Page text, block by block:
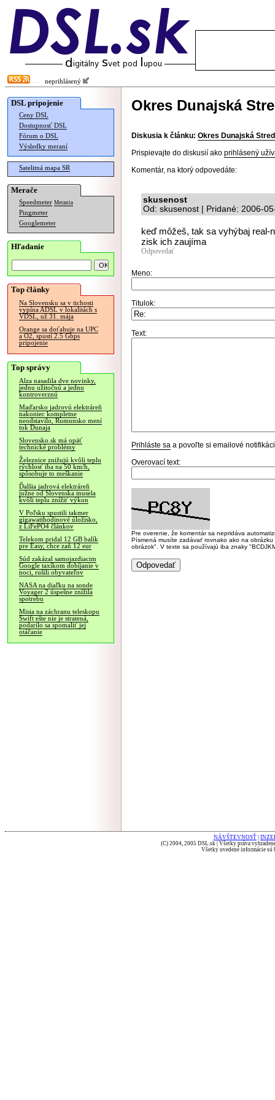
neprihlásený
DSL pripojenie
Ceny DSL
Dostupnosť DSL
Fórum o DSL
Výsledky meraní
Satelitná mapa SR
Merače
Speedmeter Merania
Pingmeter
Googlemeter
Hľadanie
Top články
Na Slovensku sa v tichosti
vypína ADSL v lokalitách s
VDSL, už 31. mája
Orange sa doťahuje na UPC
a O2, spustí 2.5 Gbps
pripojenie
Top správy
Alza nasadila dve novinky,
jednu užitočnú a jednu
kontroverznú
Maďarsko jadrovú elektráreň
nakoniec kompletne
neodstavilo, Rumunsko mení
tok Dunaja
Slovensko.sk má opäť
technické problémy
Železnice znižujú kvôli teplu
rýchlosť iba na 50 km/h,
spôsobuje to meškanie
Ďalšia jadrová elektráreň
južne od Slovenska musela
kvôli teplu znížiť výkon
V Poľsku spustili takmer
gigawatthodinové úložisko,
z LiFePO4 článkov
Telekom pridal 12 GB balík
pre Easy, chce zaň 12 eur
Súd zakázal samojazdiacim
Google taxíkom dobíjanie v
noci, rušili obyvateľov
NASA na diaľku na sonde
Voyager 2 úspešne znížila
spotrebu
Misia na záchranu teleskopu
Swift ešte nie je stratená,
podarilo sa spomaliť jej
otáčanie
Okres Dunajská
Diskusia k článku: Okres Dunajská
Prispievajte do diskusií ako prihlásený
Komentár, na ktorý odpovedáte:
skusenost
Od: skusenost | Pridané: 2006-
keď môžeš, tak sa vyhýbaj real-
zisk ich zaujíma
Odpovedať
Meno:
Titulok:
Text:
Prihláste sa a povoľte si emailové
Overovací text:
Pre overenie, že komentár sa nepridáva
Písmená musíte zadávať rovnako ako na
obrázok". V texte sa používajú iba znaky
NÁVŠTEVNOSŤ
(C) 2004, 2005 DSL.sk | Všetky práva
Všetky uvedené informácie sú